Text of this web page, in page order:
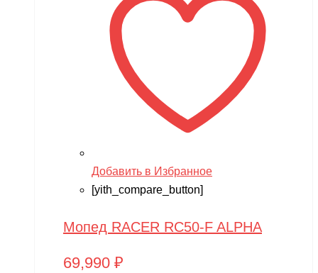
Добавить в Избранное
[yith_compare_button]
Мопед RACER RC50-F ALPHA
69,990 ₽